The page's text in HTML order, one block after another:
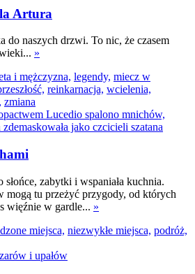
Artura
do naszych drzwi. To nic, że czasem
»
i mężczyzna, legendy, miecz w
reinkarnacja, wcielenia,
zmiana
zabytki i wspaniała kuchnia.
mogą tu przeżyć przygody, od których
więźnie w gardle... »
miejsca, niezwykłe miejsca, podróż,